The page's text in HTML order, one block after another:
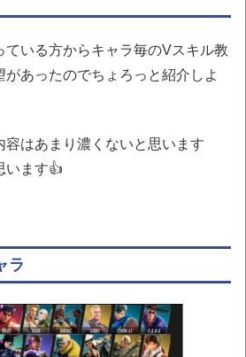
ている方からキャラ毎のVスキル教
があったのでちょろっと紹介しよ
容はあまり濃くないと思います
います👍
ラ